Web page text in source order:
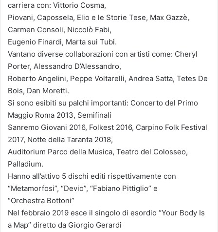
carriera con: Vittorio Cosma,
Piovani, Capossela, Elio e le Storie Tese, Max Gazzè,
Carmen Consoli, Niccolò Fabi,
Eugenio Finardi, Marta sui Tubi.
Vantano diverse collaborazioni con artisti come: Cheryl
Porter, Alessandro D’Alessandro,
Roberto Angelini, Peppe Voltarelli, Andrea Satta, Tetes De
Bois, Dan Moretti.
Si sono esibiti su palchi importanti: Concerto del Primo
Maggio Roma 2013, Semifinali
Sanremo Giovani 2016, Folkest 2016, Carpino Folk Festival
2017, Notte della Taranta 2018,
Auditorium Parco della Musica, Teatro del Colosseo,
Palladium.
Hanno all’attivo 5 dischi editi rispettivamente con
“Metamorfosi”, “Devio”, “Fabiano Pittiglio” e
“Orchestra Bottoni”
Nel febbraio 2019 esce il singolo di esordio “Your Body Is
a Map” diretto da Giorgio Gerardi